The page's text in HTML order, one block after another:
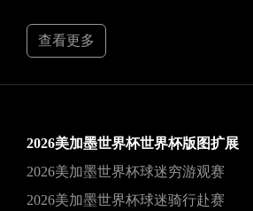
查看更多
2026美加墨世界杯世界杯版图扩展
2026美加墨世界杯球迷穷游观赛
2026美加墨世界杯球迷骑行赴赛